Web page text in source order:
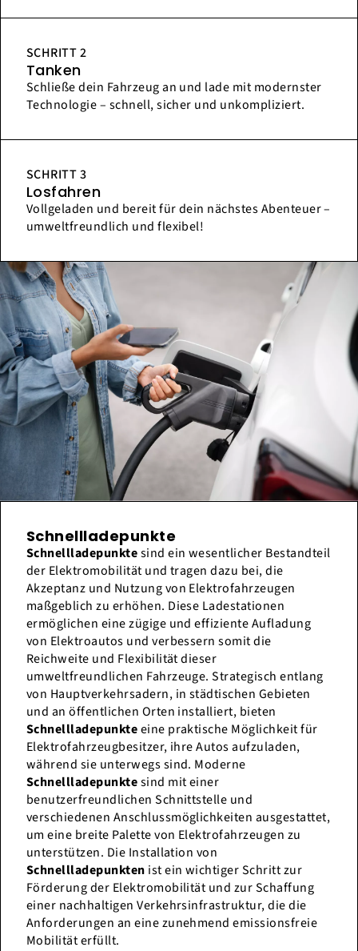
SCHRITT 2
Tanken
Schließe dein Fahrzeug an und lade mit modernster
Technologie – schnell, sicher und unkompliziert.
SCHRITT 3
Losfahren
Vollgeladen und bereit für dein nächstes Abenteuer –
umweltfreundlich und flexibel!
Schnellladepunkte
Schnellladepunktesind ein wesentlicher Bestandteil
der Elektromobilität und tragen dazu bei, die
Akzeptanz und Nutzung von Elektrofahrzeugen
maßgeblich zu erhöhen. Diese Ladestationen
ermöglichen eine zügige und effiziente Aufladung
von Elektroautos und verbessern somit die
Reichweite und Flexibilität dieser
umweltfreundlichen Fahrzeuge. Strategisch entlang
von Hauptverkehrsadern, in städtischen Gebieten
und an öffentlichen Orten installiert, bieten
Schnellladepunkteeine praktische Möglichkeit für
Elektrofahrzeugbesitzer, ihre Autos aufzuladen,
während sie unterwegs sind. Moderne
Schnellladepunktesind mit einer
benutzerfreundlichen Schnittstelle und
verschiedenen Anschlussmöglichkeiten ausgestattet,
um eine breite Palette von Elektrofahrzeugen zu
unterstützen. Die Installation von
Schnellladepunkten ist ein wichtiger Schritt zur
Förderung der Elektromobilität und zur Schaffung
einer nachhaltigen Verkehrsinfrastruktur, die die
Anforderungen an eine zunehmend emissionsfreie
Mobilität erfüllt.